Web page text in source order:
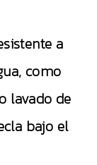
a
como
lavado de
bajo el